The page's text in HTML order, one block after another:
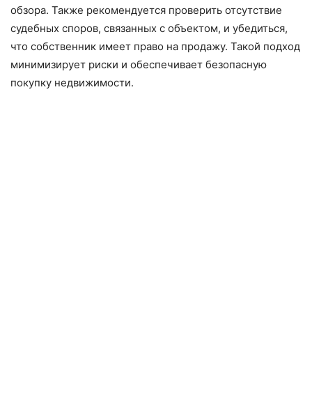
обзора. Также рекомендуется проверить отсутствие
судебных споров, связанных с объектом, и убедиться,
что собственник имеет право на продажу. Такой подход
минимизирует риски и обеспечивает безопасную
покупку недвижимости.